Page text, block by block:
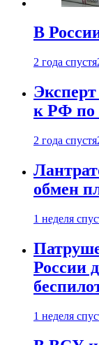
В
2 года спустя
к РФ по
2 года спустя
обмен
1 неделя
России
1 неделя